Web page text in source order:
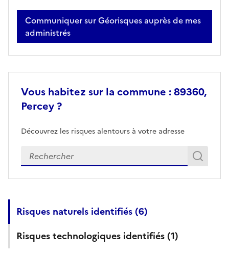
Communiquer sur Géorisques auprès de mes
administrés
Vous habitez sur la commune : 89360,
Percey ?
Découvrez les risques alentours à votre adresse
Veuillez renseigner votre adresse exacte
Risques naturels identifiés (6)
Risques technologiques identifiés (1)